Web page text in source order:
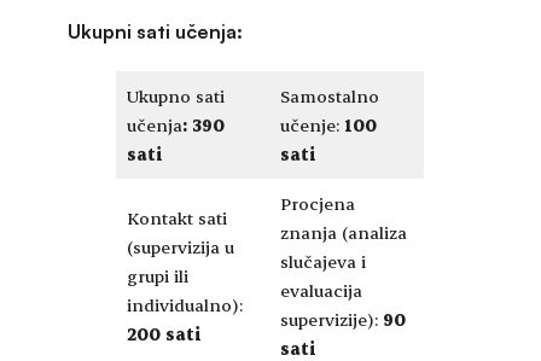
Ukupni sati učenja:
Ukupno sati
učenja: 390
sati
Samostalno
učenje: 100
sati
Kontakt sati
(supervizija u
grupi ili
individualno):
200 sati
Procjena
znanja (analiza
slučajeva i
evaluacija
supervizije): 90
sati